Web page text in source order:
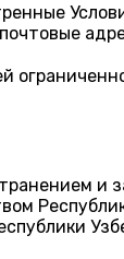
и